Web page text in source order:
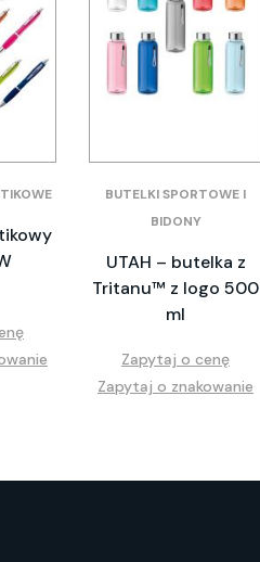
BUTELKI SPORTOWE I
BIDONY
UTAH – butelka z
Tritanu™ z logo 500
ml
Zapytaj o cenę
Zapytaj o znakowanie